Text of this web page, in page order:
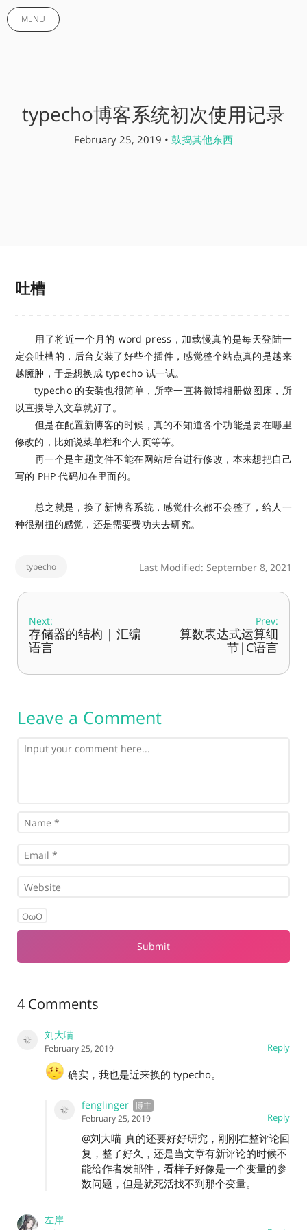
MENU
typecho博客系统初次使用记录
February 25, 2019 • 鼓捣其他东西
吐槽
用了将近一个月的 word press，加载慢真的是每天登陆一
定会吐槽的，后台安装了好些个插件，感觉整个站点真的是越来
越臃肿，于是想换成 typecho 试一试。
typecho 的安装也很简单，所幸一直将微博相册做图床，所
以直接导入文章就好了。
但是在配置新博客的时候，真的不知道各个功能是要在哪里
修改的，比如说菜单栏和个人页等等。
再一个是主题文件不能在网站后台进行修改，本来想把自己
写的 PHP 代码加在里面的。
总之就是，换了新博客系统，感觉什么都不会整了，给人一
种很别扭的感觉，还是需要费功夫去研究。
typecho Last Modified: September 8, 2021
Next:
存储器的结构 | 汇编
语言
Prev:
算数表达式运算细
节|C语言
Leave a Comment
OωO
4 Comments
刘大喵
Reply
February 25, 2019
确实，我也是近来换的 typecho。
fenglinger
Reply
February 25, 2019
@刘大喵 真的还要好好研究，刚刚在整评论回
复，整了好久，还是当文章有新评论的时候不
能给作者发邮件，看样子好像是一个变量的参
数问题，但是就死活找不到那个变量。
左岸